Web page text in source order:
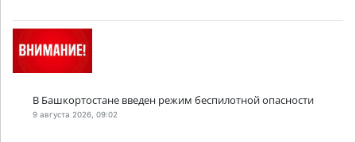
В Башкортостане введен режим беспилотной опасности
9 августа 2026, 09:02